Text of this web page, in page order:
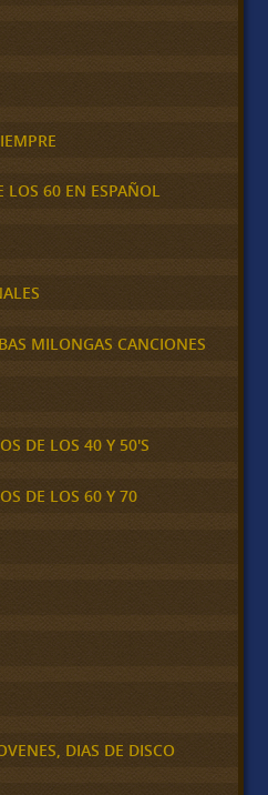
LOS 60 EN ESPAÑOL
MILONGAS CANCIONES
DE LOS 40 Y 50'S
DE LOS 60 Y 70
DIAS DE DISCO